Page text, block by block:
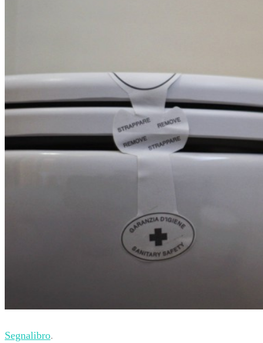
Segnalibro.